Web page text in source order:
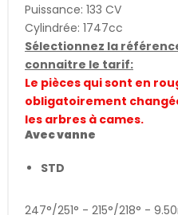
Puissance: 133 CV
Cylindrée: 1747cc
Sélectionnez la
connaitre le tarif:
Le pièces qui sont en
obligatoirement
les arbres à cames.
Avec vanne
STD
247°/251° - 215°/218° -